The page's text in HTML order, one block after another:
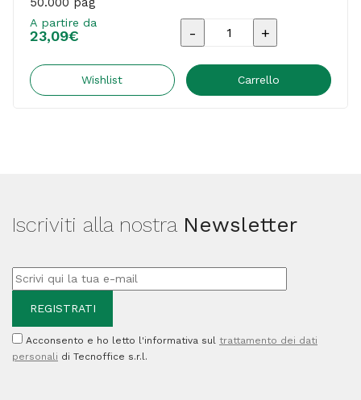
A partire da
23,09€
Ricoh
Vaschetta
50.000
quantità
Wishlist Carrello
Iscriviti alla nostra Newsletter
Acconsento e ho letto l'informativa sul trattamento dei dati
personali di Tecnoffice s.r.l.